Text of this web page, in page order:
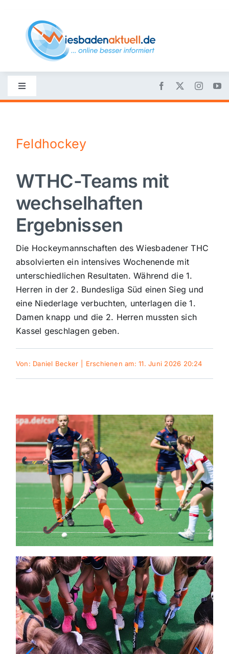
content
Toggle
Navigation
Nachrichten
Politik
Wirtschaft
Sport
Kultur
Panorama
Mein Stadtteil
Galerie
Verkehrsmeldungen
Polizeimeldungen
Themen und Termine
Gewinnspiele
Feldhockey
WTHC-Teams mit
wechselhaften
Ergebnissen
Die Hockeymannschaften des Wiesbadener THC
absolvierten ein intensives Wochenende mit
unterschiedlichen Resultaten. Während die 1.
Herren in der 2. Bundesliga Süd einen Sieg und
eine Niederlage verbuchten, unterlagen die 1.
Damen knapp und die 2. Herren mussten sich
Kassel geschlagen geben.
Von: Daniel Becker Erschienen am: 11. Juni 2026 20:24